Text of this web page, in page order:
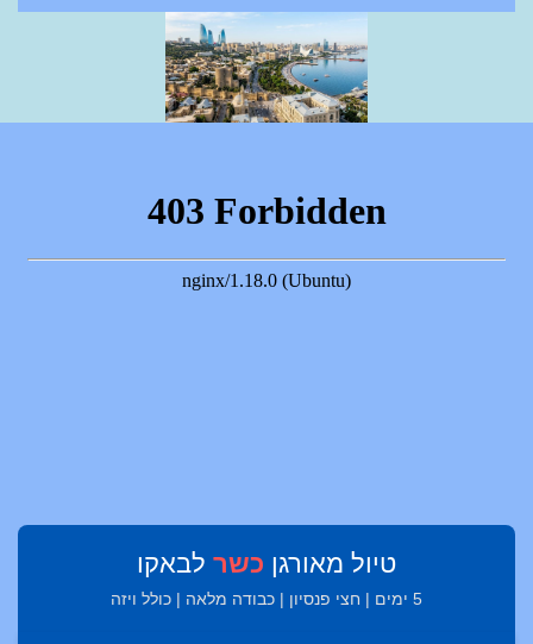
טיול מאורגן כשר לבאקו
5 ימים | חצי פנסיון | כבודה מלאה | כולל ויזה